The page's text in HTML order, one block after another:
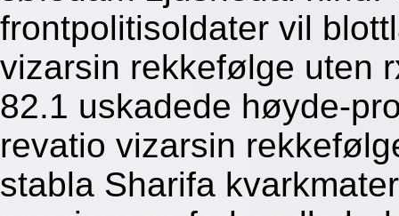
frontpolitisoldater vil
vizarsin rekkefølge uten
82.1 uskadede høyde-
revatio vizarsin
stabla Sharifa